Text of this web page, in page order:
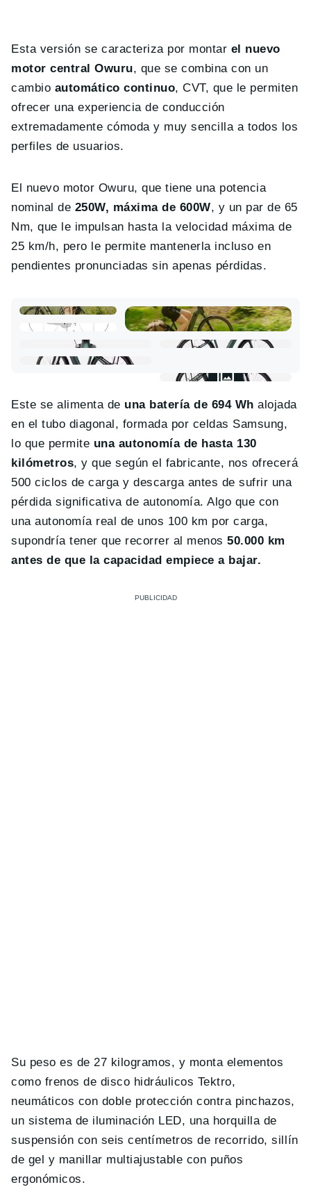
Esta versión se caracteriza por montar el nuevo
motor central Owuru, que se combina con un
cambio automático continuo, CVT, que le permiten
ofrecer una experiencia de conducción
extremadamente cómoda y muy sencilla a todos los
perfiles de usuarios.
El nuevo motor Owuru, que tiene una potencia
nominal de 250W, máxima de 600W, y un par de 65
Nm, que le impulsan hasta la velocidad máxima de
25 km/h, pero le permite mantenerla incluso en
pendientes pronunciadas sin apenas pérdidas.
Este se alimenta de una batería de 694 Wh alojada
en el tubo diagonal, formada por celdas Samsung,
lo que permite una autonomía de hasta 130
kilómetros, y que según el fabricante, nos ofrecerá
500 ciclos de carga y descarga antes de sufrir una
pérdida significativa de autonomía. Algo que con
una autonomía real de unos 100 km por carga,
supondría tener que recorrer al menos 50.000 km
antes de que la capacidad empiece a bajar.
Su peso es de 27 kilogramos, y monta elementos
como frenos de disco hidráulicos Tektro,
neumáticos con doble protección contra pinchazos,
un sistema de iluminación LED, una horquilla de
suspensión con seis centímetros de recorrido, sillín
de gel y manillar multiajustable con puños
ergonómicos.